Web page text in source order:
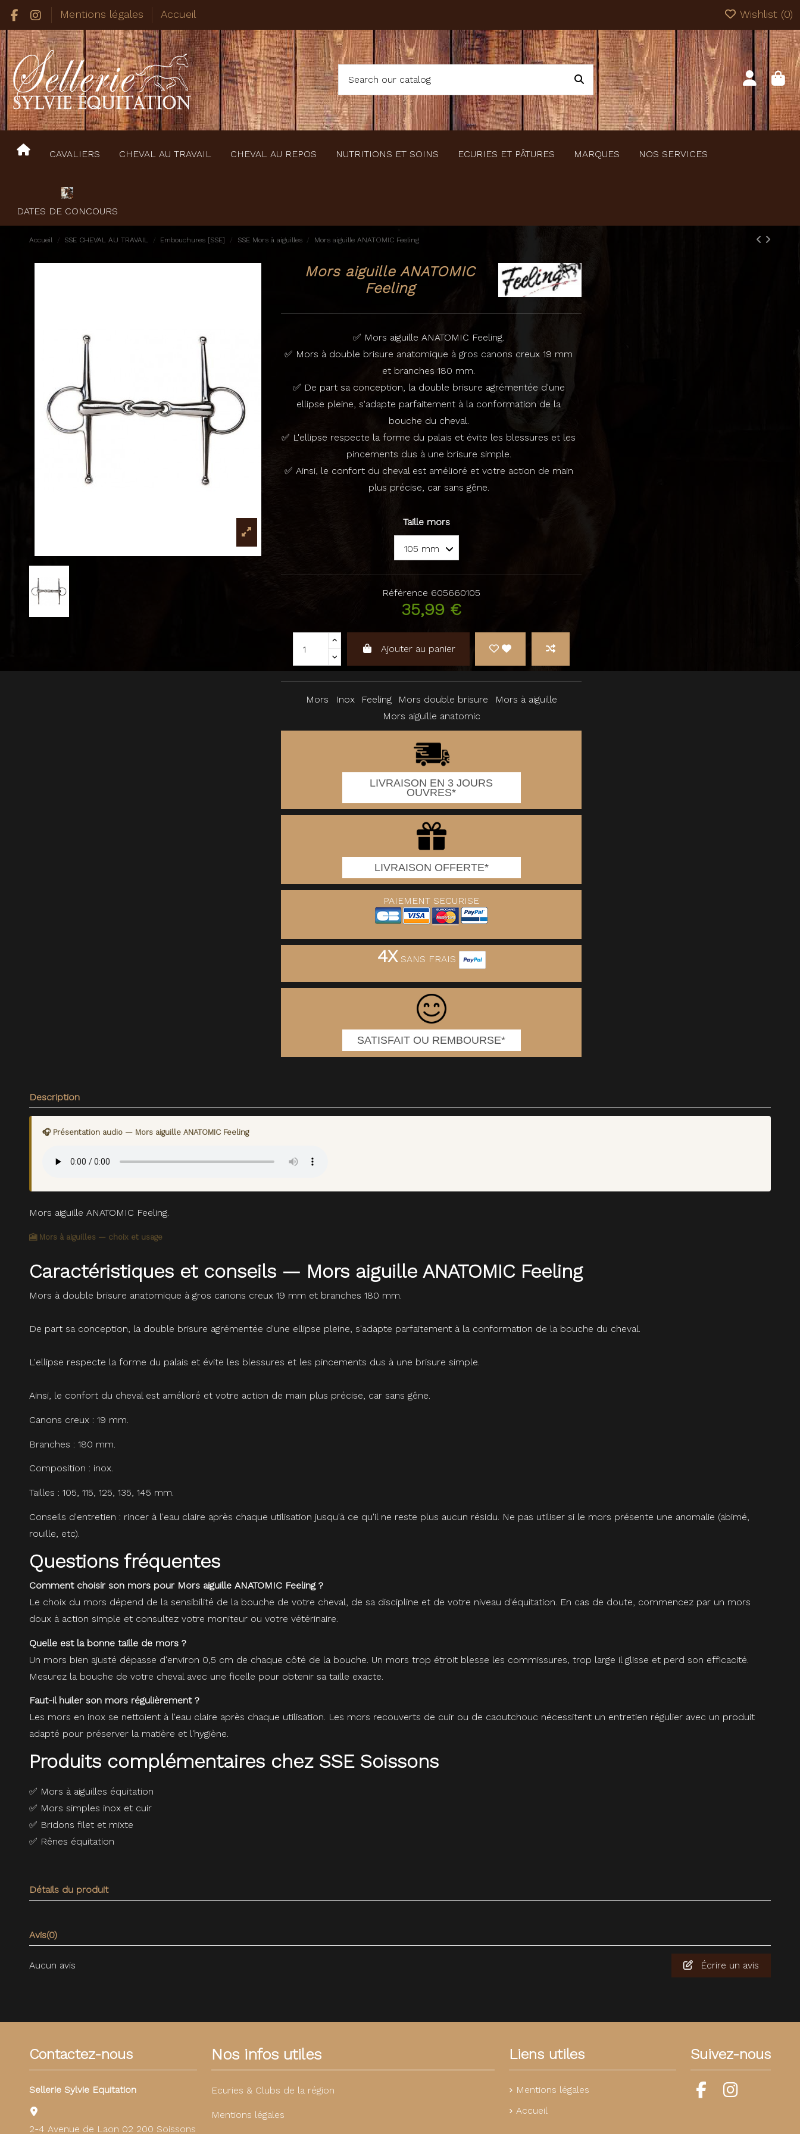
Mentions légales Accueil Wishlist (0)
CAVALIERS CHEVAL AU TRAVAIL CHEVAL AU REPOS NUTRITIONS ET SOINS ECURIES ET PÂTURES MARQUES NOS SERVICES
DATES DE CONCOURS
Accueil SSE CHEVAL AU TRAVAIL Embouchures [SSE] SSE Mors à aiguilles Mors aiguille ANATOMIC Feeling
Mors aiguille ANATOMIC
Feeling
✅ Mors aiguille ANATOMIC Feeling.
✅ Mors à double brisure anatomique à gros canons creux 19 mm
et branches 180 mm.
✅ De part sa conception, la double brisure agrémentée d'une
ellipse pleine, s'adapte parfaitement à la conformation de la
bouche du cheval.
✅ L'ellipse respecte la forme du palais et évite les blessures et les
pincements dus à une brisure simple.
✅ Ainsi, le confort du cheval est amélioré et votre action de main
plus précise, car sans gêne.
Taille mors
Référence 605660105
35,99 €
Ajouter au panier
Mors Inox Feeling Mors double brisure
Mors à aiguille
Mors aiguille anatomic
LIVRAISON EN 3 JOURS
OUVRES*
LIVRAISON OFFERTE*
PAIEMENT SECURISE
4XSANS FRAIS
SATISFAIT OU REMBOURSE*
Description
🎧 Présentation audio — Mors aiguille ANATOMIC Feeling
Mors aiguille ANATOMIC Feeling.
🎦 Mors à aiguilles — choix et usage
Caractéristiques et conseils — Mors aiguille ANATOMIC Feeling
Mors à double brisure anatomique à gros canons creux 19 mm et branches 180 mm.
De part sa conception, la double brisure agrémentée d'une ellipse pleine, s'adapte parfaitement à la conformation de la bouche du cheval.
L'ellipse respecte la forme du palais et évite les blessures et les pincements dus à une brisure simple.
Ainsi, le confort du cheval est amélioré et votre action de main plus précise, car sans gêne.
Canons creux : 19 mm.
Branches : 180 mm.
Composition : inox.
Tailles : 105, 115, 125, 135, 145 mm.
Conseils d'entretien : rincer à l'eau claire après chaque utilisation jusqu'à ce qu'il ne reste plus aucun résidu. Ne pas utiliser si le mors présente une anomalie (abimé,
rouille, etc).
Questions fréquentes
Comment choisir son mors pour Mors aiguille ANATOMIC Feeling ?
Le choix du mors dépend de la sensibilité de la bouche de votre cheval, de sa discipline et de votre niveau d'équitation. En cas de doute, commencez par un mors
doux à action simple et consultez votre moniteur ou votre vétérinaire.
Quelle est la bonne taille de mors ?
Un mors bien ajusté dépasse d'environ 0,5 cm de chaque côté de la bouche. Un mors trop étroit blesse les commissures, trop large il glisse et perd son efficacité.
Mesurez la bouche de votre cheval avec une ficelle pour obtenir sa taille exacte.
Faut-il huiler son mors régulièrement ?
Les mors en inox se nettoient à l'eau claire après chaque utilisation. Les mors recouverts de cuir ou de caoutchouc nécessitent un entretien régulier avec un produit
adapté pour préserver la matière et l'hygiène.
Produits complémentaires chez SSE Soissons
✅ Mors à aiguilles équitation
✅ Mors simples inox et cuir
✅ Bridons filet et mixte
✅ Rênes équitation
Détails du produit
Avis(0)
Aucun avis Écrire un avis
Contactez-nous
Sellerie Sylvie Equitation
2-4 Avenue de Laon 02 200 Soissons
Nos infos utiles
Ecuries & Clubs de la région
Mentions légales
Liens utiles
Mentions légales
Accueil
Suivez-nous